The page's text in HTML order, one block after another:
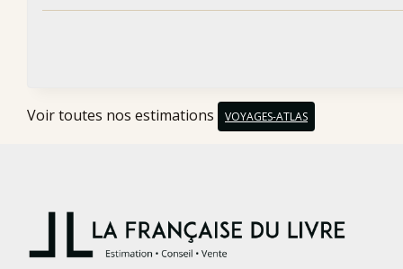
Voir toutes nos estimations VOYAGES-ATLAS